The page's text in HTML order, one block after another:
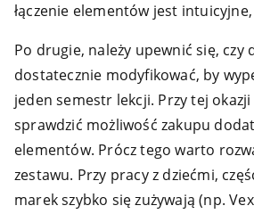
łączenie elementów jest
Po drugie, należy upewnić się, czy
dostatecznie modyfikować, by
jeden semestr lekcji. Przy tej
sprawdzić możliwość zakupu
elementów. Prócz tego warto
zestawu. Przy pracy z dziećmi,
marek szybko się zużywają (np.